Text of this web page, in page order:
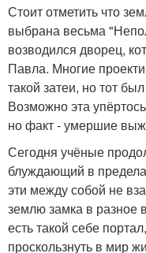
Стоит отметить что
выбрана весьма
возводился дворец,
Павла. Многие
такой затеи, но тот
Возможно эта
но факт - умершие
Сегодня учёные
блуждающий в
эти между собой не
землю замка в разное
есть такой себе
проскользнуть в мир